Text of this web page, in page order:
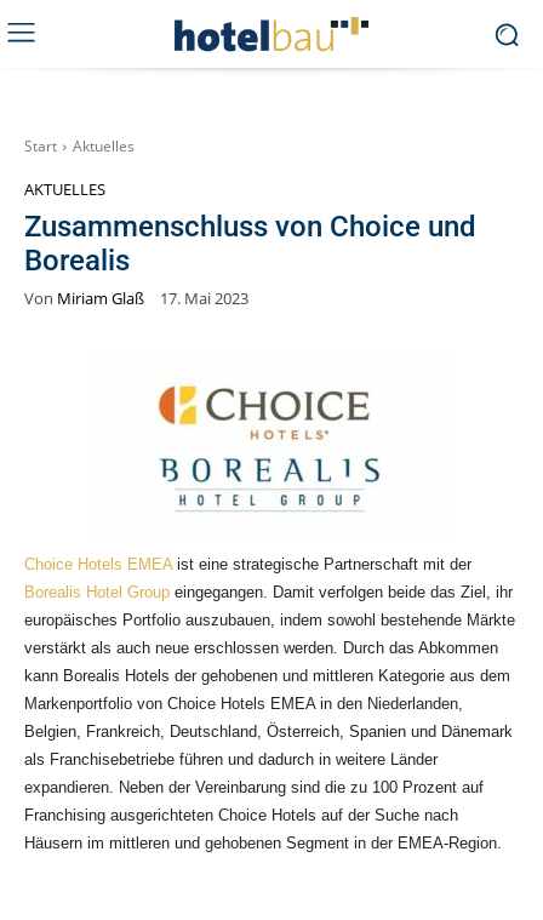
Start Aktuelles
AKTUELLES
Zusammenschluss von Choice und
Borealis
Von Miriam Glaß 17. Mai 2023
Choice Hotels EMEAist eine strategische Partnerschaft mit der
Borealis Hotel Group eingegangen. Damit verfolgen beide das Ziel, ihr
europäisches Portfolio auszubauen, indem sowohl bestehende Märkte
verstärkt als auch neue erschlossen werden. Durch das Abkommen
kann Borealis Hotels der gehobenen und mittleren Kategorie aus dem
Markenportfolio von Choice Hotels EMEA in den Niederlanden,
Belgien, Frankreich, Deutschland, Österreich, Spanien und Dänemark
als Franchisebetriebe führen und dadurch in weitere Länder
expandieren. Neben der Vereinbarung sind die zu 100 Prozent auf
Franchising ausgerichteten Choice Hotels auf der Suche nach
Häusern im mittleren und gehobenen Segment in der EMEA-Region.